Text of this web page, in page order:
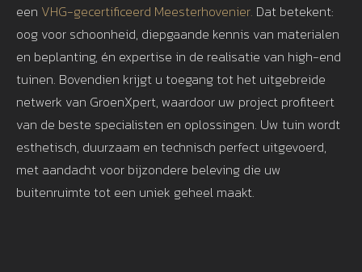
een VHG-gecertificeerd Meesterhovenier. Dat betekent:
oog voor schoonheid, diepgaande kennis van materialen
en beplanting, én expertise in de realisatie van high-end
tuinen. Bovendien krijgt u toegang tot het uitgebreide
netwerk van GroenXpert, waardoor uw project profiteert
van de beste specialisten en oplossingen. Uw tuin wordt
esthetisch, duurzaam en technisch perfect uitgevoerd,
met aandacht voor bijzondere beleving die uw
buitenruimte tot een uniek geheel maakt.